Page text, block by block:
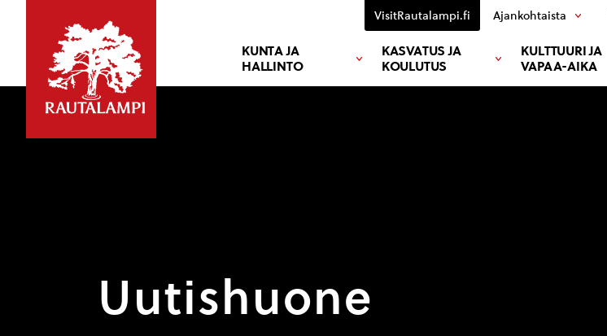
KUNTA JA
HALLINTO
KASVATUS JA
KOULUTUS
KULTTUURI JA
VAPAA-AIKA
VisitRautalampi.fi Ajankohtaista
Uutishuone